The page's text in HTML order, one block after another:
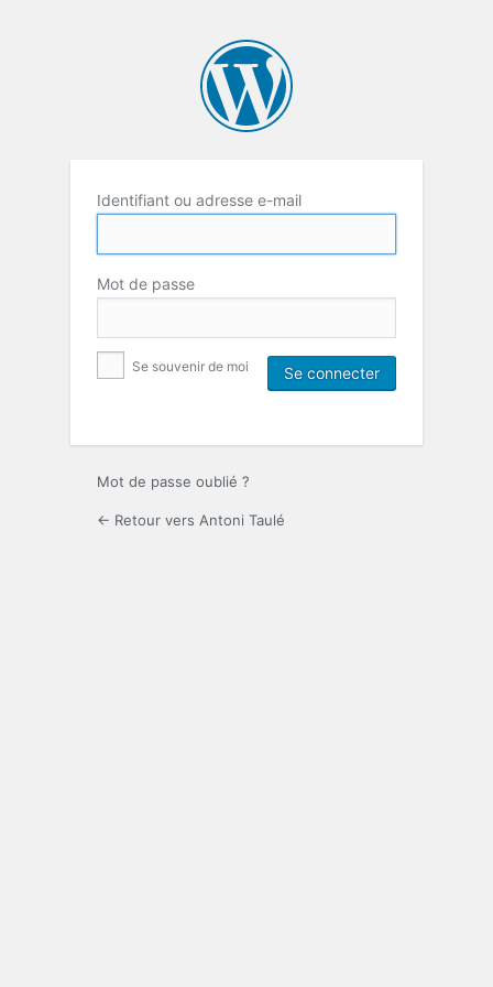
Identifiant ou adresse e-mail
Mot de passe
Se souvenir de moi
Mot de passe oublié ?
← Retour vers Antoni Taulé